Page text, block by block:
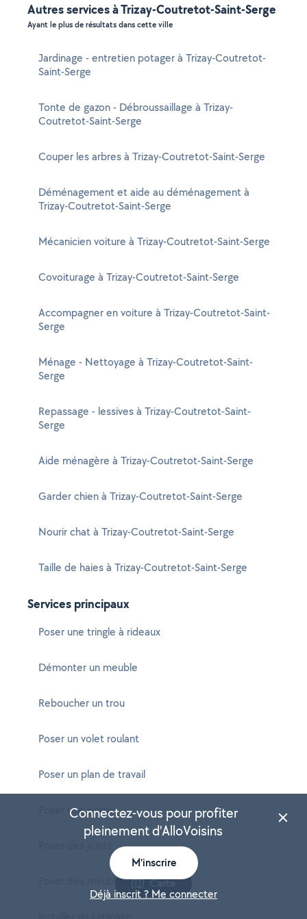
Autres services à Trizay-Coutretot-Saint-Serge
Ayant le plus de résultats dans cette ville
Jardinage - entretien potager à Trizay-Coutretot-
Saint-Serge
Tonte de gazon - Débroussaillage à Trizay-
Coutretot-Saint-Serge
Couper les arbres à Trizay-Coutretot-Saint-Serge
Déménagement et aide au déménagement à
Trizay-Coutretot-Saint-Serge
Mécanicien voiture à Trizay-Coutretot-Saint-Serge
Covoiturage à Trizay-Coutretot-Saint-Serge
Accompagner en voiture à Trizay-Coutretot-Saint-
Serge
Ménage - Nettoyage à Trizay-Coutretot-Saint-
Serge
Repassage - lessives à Trizay-Coutretot-Saint-
Serge
Aide ménagère à Trizay-Coutretot-Saint-Serge
Garder chien à Trizay-Coutretot-Saint-Serge
Nourir chat à Trizay-Coutretot-Saint-Serge
Taille de haies à Trizay-Coutretot-Saint-Serge
Services principaux
Poser une tringle à rideaux
Démonter un meuble
Reboucher un trou
Poser un volet roulant
Poser un plan de travail
Poser une porte
Poser des meubles de cuisine
Carte
Connectez-vous pour profiter
pleinement d'AlloVoisins
M'inscrire
Déjà inscrit ? Me connecter